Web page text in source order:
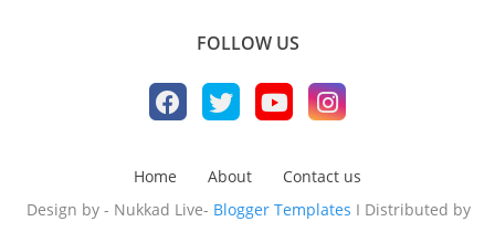
FOLLOW US
Home About
Contact us
Design by - Nukkad Live- Blogger Templates I Distributed by